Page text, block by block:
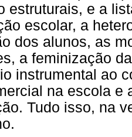
estruturais, e a
escolar, a
dos alunos, as
a feminização
instrumental ao
na escola e
Tudo isso, na